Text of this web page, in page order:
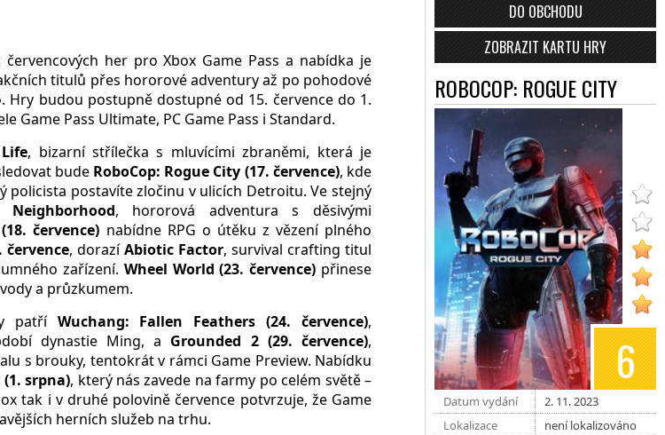
DO OBCHODU
ZOBRAZIT KARTU HRY
ROBOCOP: ROGUE CITY
6
Datum vydání
2. 11. 2023
Lokalizace
není lokalizováno
her pro Xbox Game Pass a nabídka je
titulů přes hororové adventury až po pohodové
Hry budou postupně dostupné od 15. července do 1.
Game Pass Ultimate, PC Game Pass i Standard.
, bizarní střílečka s mluvícími zbraněmi, která je
bude RoboCop: Rogue City (17. července), kde
policista postavíte zločinu v ulicích Detroitu. Ve stejný
, hororová adventura s děsivými
července) nabídne RPG o útěku z vězení plného
července, dorazíAbiotic Factor, survival crafting titul
zařízení. Wheel World (23. července) přinese
a průzkumem.
patří Wuchang: Fallen Feathers (24. července),
dynastie Ming, a Grounded 2 (29. července),
s brouky, tentokrát v rámci Game Preview. Nabídku
srpna), který nás zavede na farmy po celém světě –
tak i v druhé polovině července potvrzuje, že Game
herních služeb na trhu.